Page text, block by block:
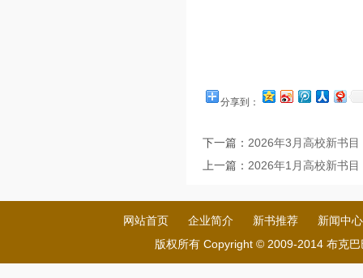
分享到：
下一篇： 2026年3月高校新书目
上一篇： 2026年1月高校新书目
网站首页 企业简介 新书推荐
新闻中心
版权所有 Copyright © 2009-2014 布克